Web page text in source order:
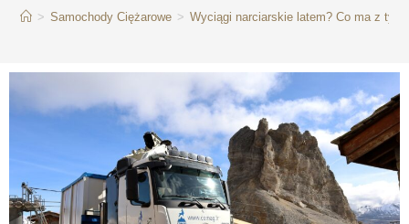
> Samochody Ciężarowe > Wyciągi narciarskie latem? Co ma z